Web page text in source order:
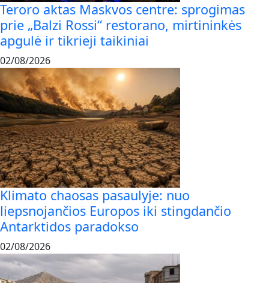
Teroro aktas Maskvos centre: sprogimas
prie „Balzi Rossi“ restorano, mirtininkės
apgulė ir tikrieji taikiniai
02/08/2026
Klimato chaosas pasaulyje: nuo
liepsnojančios Europos iki stingdančio
Antarktidos paradokso
02/08/2026